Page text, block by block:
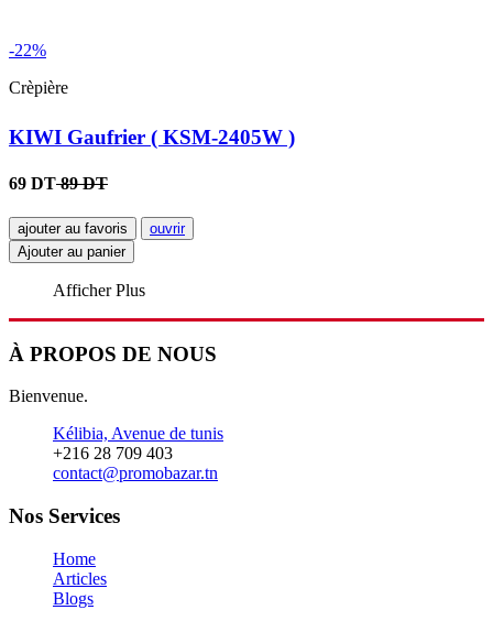
-22%
Crèpière
KIWI Gaufrier ( KSM-2405W )
69 DT89 DT
ajouter au favoris
ouvrir
Ajouter au panier
Afficher Plus
À PROPOS DE NOUS
Bienvenue.
Kélibia, Avenue de tunis
+216 28 709 403
contact@promobazar.tn
Nos Services
Home
Articles
Blogs